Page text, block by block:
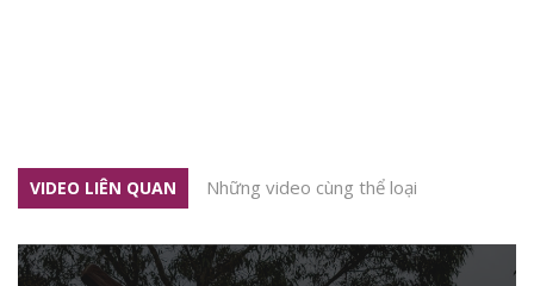
VIDEO LIÊN QUAN Những video cùng thể loại